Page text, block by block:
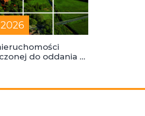
do oddania w